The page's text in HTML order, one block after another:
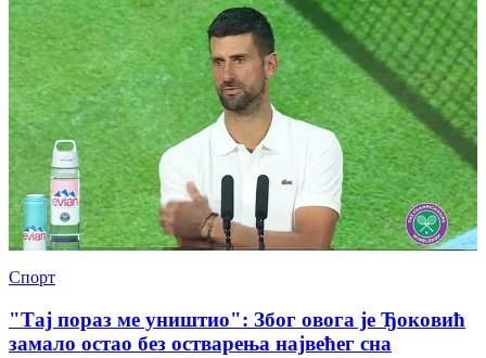
Спорт
"Тај пораз ме уништио": Због овога је Ђоковић
замало остао без остварења највећег сна